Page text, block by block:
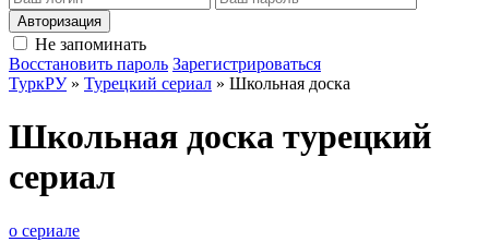
Авторизация
Не запоминать
Восстановить пароль Зарегистрироваться
ТуркРУ» Турецкий сериал » Школьная доска
Школьная доска турецкий
сериал
о сериале